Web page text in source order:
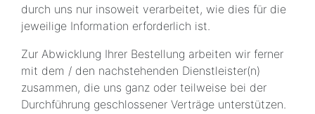
durch uns nur insoweit verarbeitet, wie dies für die
jeweilige Information erforderlich ist.
Zur Abwicklung Ihrer Bestellung arbeiten wir ferner
mit dem / den nachstehenden Dienstleister(n)
zusammen, die uns ganz oder teilweise bei der
Durchführung geschlossener Verträge unterstützen.